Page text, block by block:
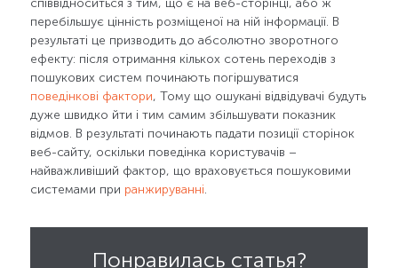
співвідноситься з тим, що є на веб-сторінці, або ж
перебільшує цінність розміщеної на ній інформації. В
результаті це призводить до абсолютно зворотного
ефекту: після отримання кількох сотень переходів з
пошукових систем починають погіршуватися
поведінкові фактори, Тому що ошукані відвідувачі будуть
дуже швидко йти і тим самим збільшувати показник
відмов. В результаті починають падати позиції сторінок
веб-сайту, оскільки поведінка користувачів –
найважливіший фактор, що враховується пошуковими
системами при ранжируванні
Понравилась статья?